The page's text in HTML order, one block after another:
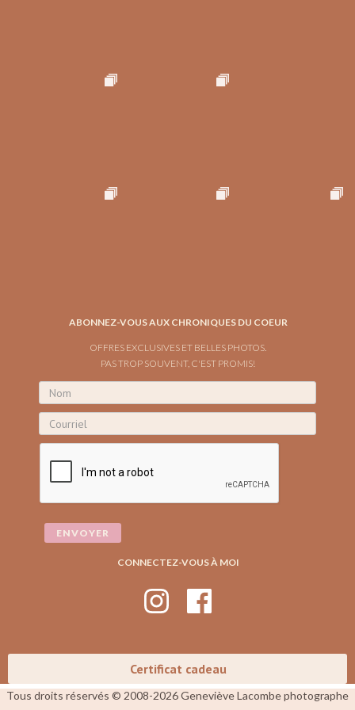
ABONNEZ-VOUS AUX CHRONIQUES DU COEUR
OFFRES EXCLUSIVES ET BELLES PHOTOS.
PAS TROP SOUVENT, C'EST PROMIS!
CONNECTEZ-VOUS À MOI
Certificat cadeau
Tous droits réservés © 2008-2026 Geneviève Lacombe photographe